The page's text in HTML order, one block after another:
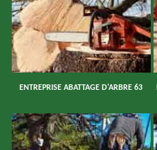
ENTREPRISE ABATTAGE D'ARBRE 63